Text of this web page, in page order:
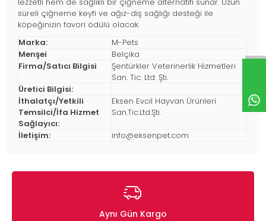
lezzetli hem de sağlıklı bir çiğneme alternatifi sunar. Uzun
süreli çiğneme keyfi ve ağız-diş sağlığı desteği ile
köpeğinizin favori ödülü olacak.
Marka:
M-Pets
Menşei
Belçika
Firma/Satıcı Bilgisi
Şentürkler Veterinerlik Hizmetleri
San. Tic. Ltd. Şti.
Üretici Bilgisi:
İthalatçı/Yetkili
Temsilci/İfa Hizmet
Sağlayıcı:
Eksen Evcil Hayvan Ürünleri
San.Tic.Ltd.Şti.
İletişim: info@eksenpet.com
Aynı Gün Kargo